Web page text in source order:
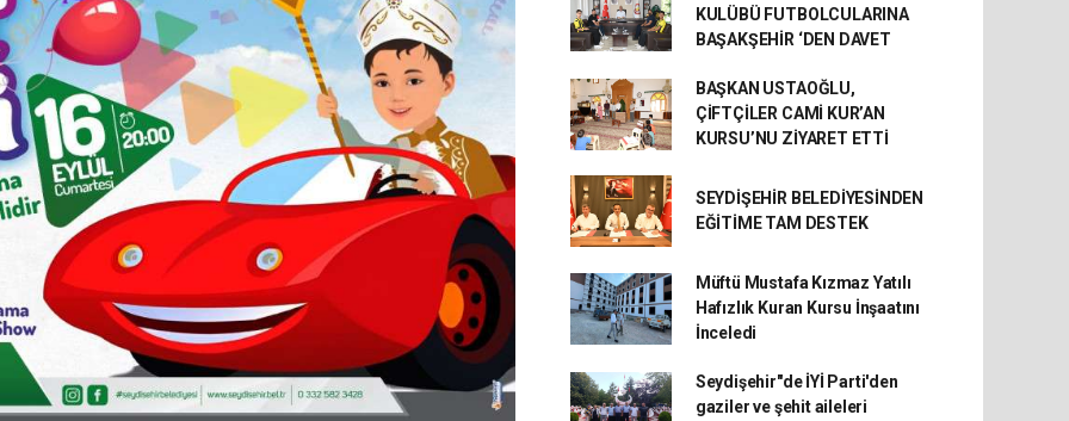
KULÜBÜ FUTBOLCULARINA
BAŞAKŞEHİR ‘DEN DAVET
BAŞKAN USTAOĞLU,
ÇİFTÇİLER CAMİ KUR’AN
KURSU’NU ZİYARET ETTİ
SEYDİŞEHİR BELEDİYESİNDEN
EĞİTİME TAM DESTEK
Müftü Mustafa Kızmaz Yatılı
Hafızlık Kuran Kursu İnşaatını
İnceledi
Seydişehir"de İYİ Parti'den
gaziler ve şehit aileleri